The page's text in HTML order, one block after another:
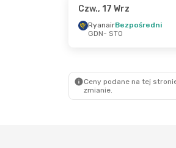
- Czw., 17 Wrz
Czw., 17 Wrz
RyanairBezpośredni
GDN- STO
Ceny podane na tej
zmianie.